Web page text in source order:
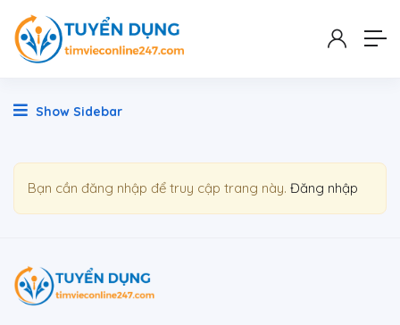
Show Sidebar
Bạn cần đăng nhập để truy cập trang này. Đăng nhập